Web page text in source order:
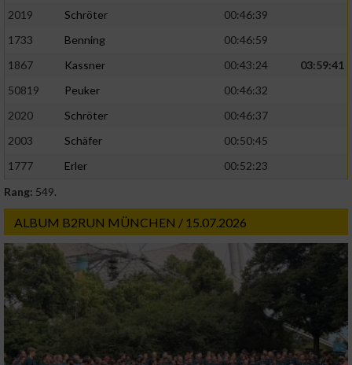
2019
Schröter
00:46:39
1733
Benning
00:46:59
1867
Kassner 00:43:24
03:59:41
50819
Peuker
00:46:32
2020
Schröter
00:46:37
2003
Schäfer
00:50:45
1777
Erler
00:52:23
Rang: 549.
ALBUM B2RUN MÜNCHEN / 15.07.2026